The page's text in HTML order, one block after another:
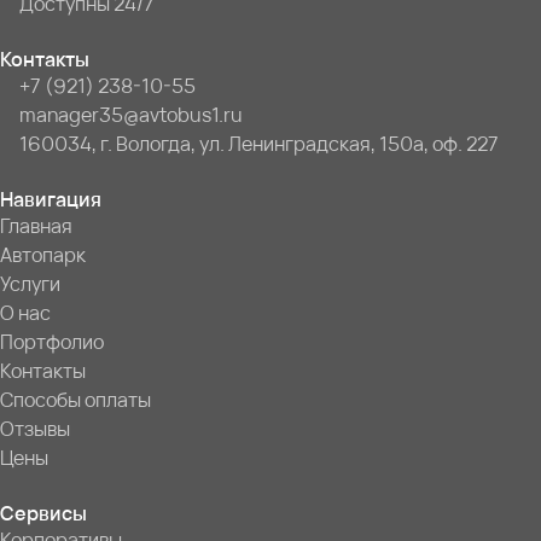
Контакты
+7 (921) 238-10-55
manager35@avtobus1.ru
160034, г. Вологда, ул. Ленинградская, 150а, оф. 227
Навигация
Главная
Автопарк
Услуги
О нас
Портфолио
Контакты
Способы оплаты
Отзывы
Цены
Сервисы